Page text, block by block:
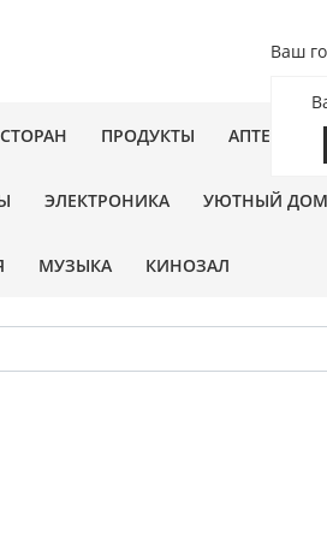
Ваш
ПРОДУКТЫ АПТЕКА
ЭЛЕКТРОНИКА УЮТНЫЙ ДОМ
МУЗЫКА КИНОЗАЛ